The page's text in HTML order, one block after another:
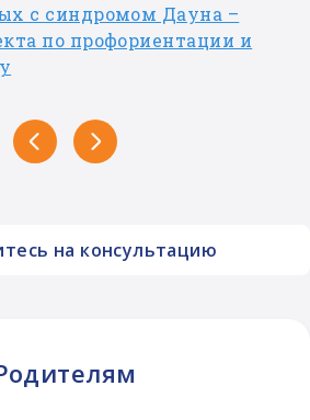
на консультацию
с синдромом Дауна –
по профориентации и